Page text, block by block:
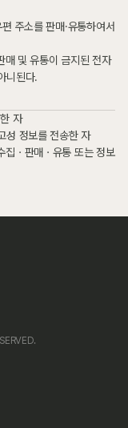
주소를 판매·유통하여서
매 및 유통이 금지된 전자
니된다.
자
성 정보를 전송한 자
ㆍ판매ㆍ유통 또는 정보